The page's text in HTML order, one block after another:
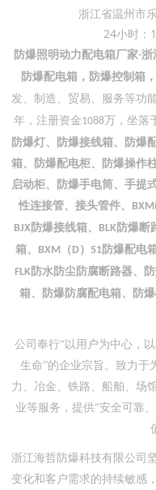
浙江省温州市
24小时：
防爆照明动力配电箱厂家-浙
防爆配电箱，防爆控制箱
发、制造、贸易、服务等功
年，注册资金1088万，坐落
防爆灯、防爆接线箱、防爆
箱、防爆配电柜、防爆操作
启动柜、防爆手电筒、手提
性连接管、接头管件、
BJX防爆接线箱、 BLK防爆断
箱、
BXM（ D） 51防爆配电箱
FLK防水防尘防腐断路器、
箱、防爆防腐配电箱、防爆
公司奉行“以用户为中心，
生命”的企业宗旨。致力于
力、冶金、铁路、船舶、场
业等服务，提供“安全可靠
浙江海哲防爆科技有限公司
变化和客户需求的持续敏感